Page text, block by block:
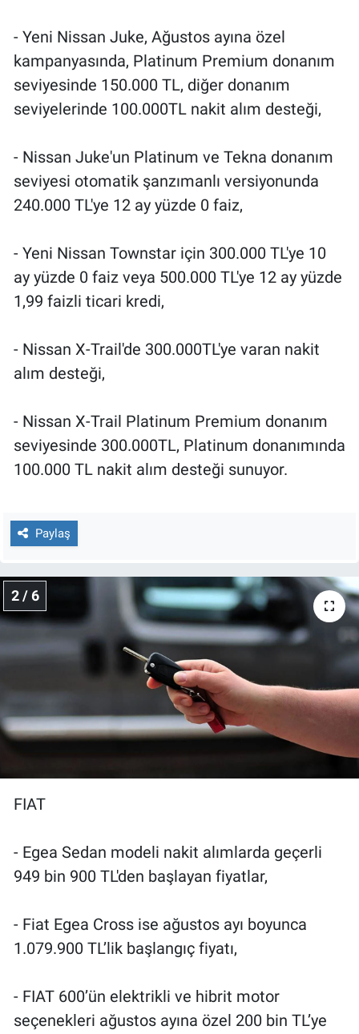
- Yeni Nissan Juke, Ağustos ayına özel
kampanyasında, Platinum Premium donanım
seviyesinde 150.000 TL, diğer donanım
seviyelerinde 100.000TL nakit alım desteği,
- Nissan Juke'un Platinum ve Tekna donanım
seviyesi otomatik şanzımanlı versiyonunda
240.000 TL'ye 12 ay yüzde 0 faiz,
- Yeni Nissan Townstar için 300.000 TL'ye 10
ay yüzde 0 faiz veya 500.000 TL'ye 12 ay yüzde
1,99 faizli ticari kredi,
- Nissan X-Trail'de 300.000TL'ye varan nakit
alım desteği,
- Nissan X-Trail Platinum Premium donanım
seviyesinde 300.000TL, Platinum donanımında
100.000 TL nakit alım desteği sunuyor.
Paylaş
2 / 6
FIAT
- Egea Sedan modeli nakit alımlarda geçerli
949 bin 900 TL'den başlayan fiyatlar,
- Fiat Egea Cross ise ağustos ayı boyunca
1.079.900 TL’lik başlangıç fiyatı,
- FIAT 600’ün elektrikli ve hibrit motor
seçenekleri ağustos ayına özel 200 bin TL’ye
Yerel Gündem
Yerel Yaşam